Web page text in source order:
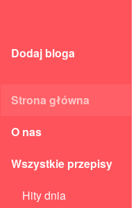
Dodaj bloga
Strona główna
O nas
Wszystkie przepisy
Hity dnia